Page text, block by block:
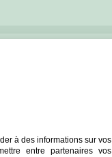
Ré-écouter
à des informations sur vos
entre partenaires vos